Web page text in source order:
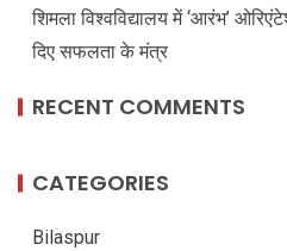
शिमला विश्वविद्यालय में ‘आरंभ’
दिए सफलता के मंत्र
RECENT COMMENTS
CATEGORIES
Bilaspur